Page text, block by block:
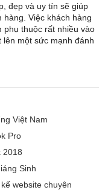
đẹp và uy tín sẽ giúp
Việc khách hàng
phụ thuộc rất nhiều vào
lên một sức mạnh đánh
Việt Nam
Pro
2018
Sinh
website chuyên